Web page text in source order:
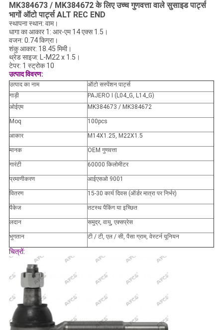
MK384673 / MK384672 के लिए उच्च गुणवत्ता वाले सुसाइड पार्ट्स
भागों ऑटो पार्ट्स ALT REC END
स्थापना स्थान: वाम।
धागा का आकार 1: आर-एम 14 एक्स 1.5।
वजन: 0.74 किग्रा।
शंकु आकार: 18.45 मिमी।
थ्रेड साइज: L-M22 x 1.5।
टेपर: 1 स्ट्रोक 10
उत्पाद विवरण:
उत्पाद का नाम
ऑटो सस्पेंशन पार्ट्स
गाड़ी
PAJERO I (L04_G, L14_G)
ओईएम
MK384673 / MK384672
Moq 100pcs
आकार M14X1.25, M22X1.5
मानक OEM गुणवत्ता
गारंटी 60000 किलोमीटर
प्रमाणीकरण आईएसओ 9001
वितरण 15-30 कार्य दिवस (ऑर्डर मात्रा पर निर्भर)
पैकेज तटस्थ पैकिंग या इच्छित
लदान समुद्र, वायु, एक्सप्रेस
भुगतान टी / टी, एल / सी, पैसा ग्राम, वेस्टर्न यूनियन
चित्रों: